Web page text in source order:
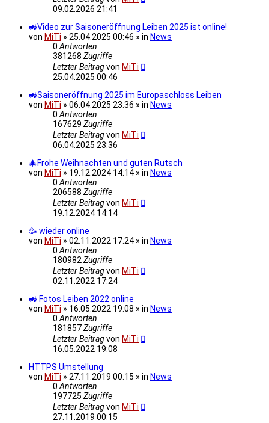
09.02.2026 21:41
🚜Video zur Saisoneröffnung Leiben 2025 ist online!
von MiTi » 25.04.2025 00:46 » in News
0Antworten
381268 Zugriffe
Letzter Beitragvon MiTi
25.04.2025 00:46
🚜Saisoneröffnung 2025 im Europaschloss Leiben
von MiTi » 06.04.2025 23:36 » in News
0Antworten
167629 Zugriffe
Letzter Beitragvon MiTi
06.04.2025 23:36
🎄Frohe Weihnachten und guten Rutsch
von MiTi » 19.12.2024 14:14 » in News
0Antworten
206588 Zugriffe
Letzter Beitragvon MiTi
19.12.2024 14:14
🥳 wieder online
von MiTi » 02.11.2022 17:24 » in News
0Antworten
180982Zugriffe
Letzter Beitragvon MiTi
02.11.2022 17:24
🚜 Fotos Leiben 2022 online
von MiTi » 16.05.2022 19:08 » in News
0Antworten
181857Zugriffe
Letzter Beitragvon MiTi
16.05.2022 19:08
HTTPS Umstellung
von MiTi » 27.11.2019 00:15 » in News
0Antworten
197725 Zugriffe
Letzter Beitragvon MiTi
27.11.2019 00:15